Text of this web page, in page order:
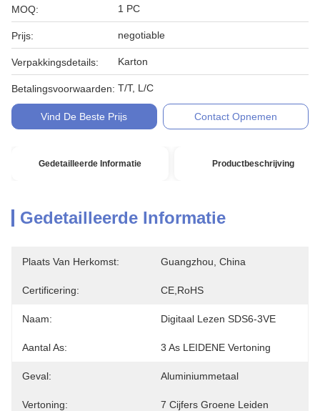
MOQ: 1 PC
Prijs: negotiable
Verpakkingsdetails: Karton
Betalingsvoorwaarden: T/T, L/C
Vind De Beste Prijs Contact Opnemen
Gedetailleerde Informatie Productbeschrijving
Gedetailleerde Informatie
Plaats Van Herkomst: Guangzhou, China
Certificering: CE,RoHS
Naam: Digitaal Lezen SDS6-3VE
Aantal As: 3 As LEIDENE Vertoning
Geval: Aluminiummetaal
Vertoning: 7 Cijfers Groene Leiden